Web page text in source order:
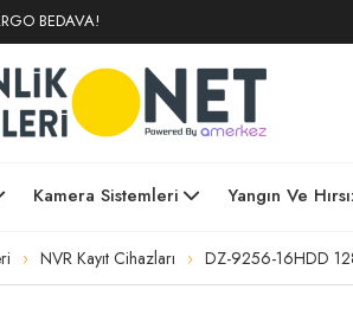
BEDAVA!
Kamera Sistemleri Yangın Ve
NVR Kayıt Cihazları DZ-9256-16HDD